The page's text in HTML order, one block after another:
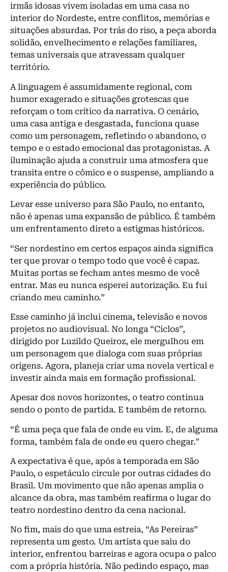
irmãs idosas vivem isoladas em uma casa no
interior do Nordeste, entre conflitos, memórias e
situações absurdas. Por trás do riso, a peça aborda
solidão, envelhecimento e relações familiares,
temas universais que atravessam qualquer
território.
A linguagem é assumidamente regional, com
humor exagerado e situações grotescas que
reforçam o tom crítico da narrativa. O cenário,
uma casa antiga e desgastada, funciona quase
como um personagem, refletindo o abandono, o
tempo e o estado emocional das protagonistas. A
iluminação ajuda a construir uma atmosfera que
transita entre o cômico e o suspense, ampliando a
experiência do público.
Levar esse universo para São Paulo, no entanto,
não é apenas uma expansão de público. É também
um enfrentamento direto a estigmas históricos.
“Ser nordestino em certos espaços ainda significa
ter que provar o tempo todo que você é capaz.
Muitas portas se fecham antes mesmo de você
entrar. Mas eu nunca esperei autorização. Eu fui
criando meu caminho.”
Esse caminho já inclui cinema, televisão e novos
projetos no audiovisual. No longa “Ciclos”,
dirigido por Luzildo Queiroz, ele mergulhou em
um personagem que dialoga com suas próprias
origens. Agora, planeja criar uma novela vertical e
investir ainda mais em formação profissional.
Apesar dos novos horizontes, o teatro continua
sendo o ponto de partida. E também de retorno.
“É uma peça que fala de onde eu vim. E, de alguma
forma, também fala de onde eu quero chegar.”
A expectativa é que, após a temporada em São
Paulo, o espetáculo circule por outras cidades do
Brasil. Um movimento que não apenas amplia o
alcance da obra, mas também reafirma o lugar do
teatro nordestino dentro da cena nacional.
No fim, mais do que uma estreia, “As Pereiras”
representa um gesto. Um artista que saiu do
interior, enfrentou barreiras e agora ocupa o palco
com a própria história. Não pedindo espaço, mas